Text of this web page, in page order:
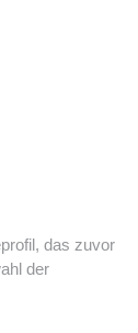
das zuvor
der